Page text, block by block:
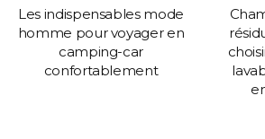
Les indispensables mode
homme pour voyager en
camping-car
confortablement